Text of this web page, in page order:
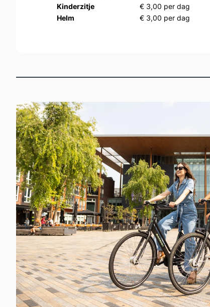
Kinderzitje
€ 3,00 per dag
Helm
€ 3,00 per dag